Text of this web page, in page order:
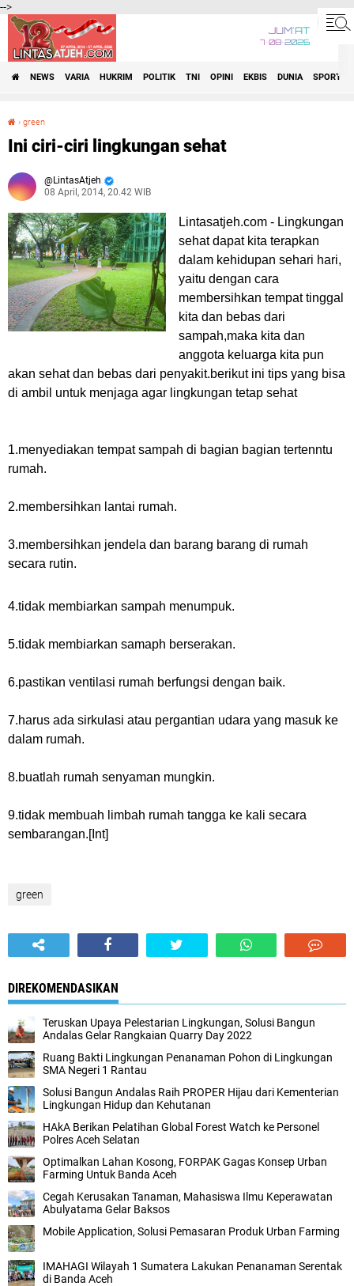
-->
JUM'AT
7•08•2026
NEWS VARIA HUKRIM POLITIK TNI OPINI EKBIS DUNIA SPORT
› green
Ini ciri-ciri lingkungan sehat
LintasAtjeh
08 April, 2014, 20.42 WIB
Lintasatjeh.com - Lingkungan
sehat dapat kita terapkan
dalam kehidupan sehari hari,
yaitu dengan cara
membersihkan tempat tinggal
kita dan bebas dari
sampah,maka kita dan
anggota keluarga kita pun
akan sehat dan bebas dari penyakit.berikut ini tips yang bisa
di ambil untuk menjaga agar lingkungan tetap sehat
1.menyediakan tempat sampah di bagian bagian tertenntu
rumah.
2.membersihkan lantai rumah.
3.membersihkan jendela dan barang barang di rumah
secara rutin.
4.tidak membiarkan sampah menumpuk.
5.tidak membiarkan samaph berserakan.
6.pastikan ventilasi rumah berfungsi dengan baik.
7.harus ada sirkulasi atau pergantian udara yang masuk ke
dalam rumah.
8.buatlah rumah senyaman mungkin.
9.tidak membuah limbah rumah tangga ke kali secara
sembarangan.[Int]
green
DIREKOMENDASIKAN
Teruskan Upaya Pelestarian Lingkungan, Solusi Bangun
Andalas Gelar Rangkaian Quarry Day 2022
Ruang Bakti Lingkungan Penanaman Pohon di Lingkungan
SMA Negeri 1 Rantau
Solusi Bangun Andalas Raih PROPER Hijau dari Kementerian
Lingkungan Hidup dan Kehutanan
HAkA Berikan Pelatihan Global Forest Watch ke Personel
Polres Aceh Selatan
Optimalkan Lahan Kosong, FORPAK Gagas Konsep Urban
Farming Untuk Banda Aceh
Cegah Kerusakan Tanaman, Mahasiswa Ilmu Keperawatan
Abulyatama Gelar Baksos
Mobile Application, Solusi Pemasaran Produk Urban Farming
IMAHAGI Wilayah 1 Sumatera Lakukan Penanaman Serentak
di Banda Aceh